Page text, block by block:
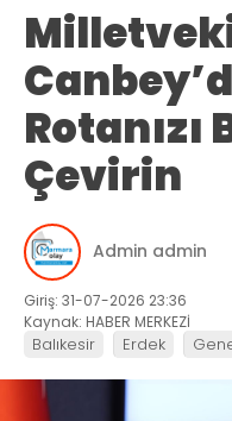
Rotanızı
Çevirin
Admin admin
Giriş: 31-07-2026 23:36
Kaynak: HABER MERKEZİ
Balıkesir Erdek